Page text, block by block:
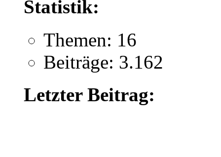
Statistik:
Themen: 16
Beiträge: 3.162
Letzter Beitrag: